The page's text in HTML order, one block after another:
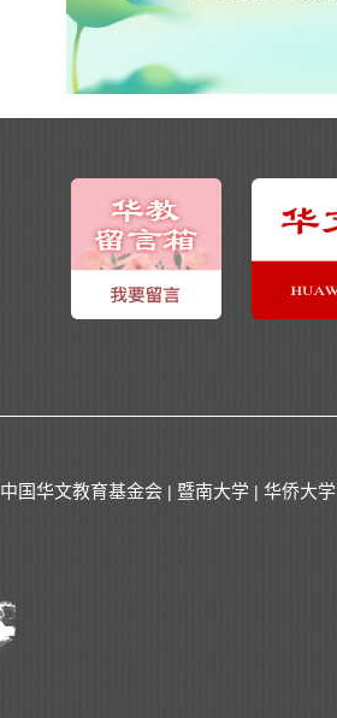
中国华文教育基金会 | 暨南大学 | 华侨大学